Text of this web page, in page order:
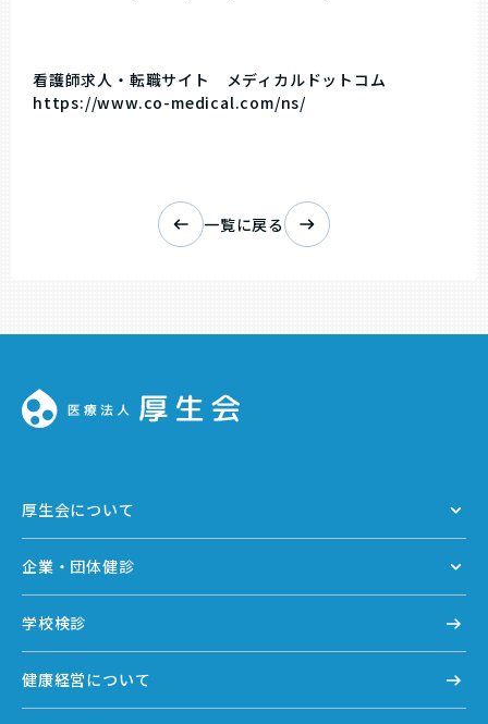
看護師求人・転職サイト メディカルドットコム
https://www.co-medical.com/ns/
一覧に戻る
厚生会について
企業・団体健診
学校検診
健康経営について